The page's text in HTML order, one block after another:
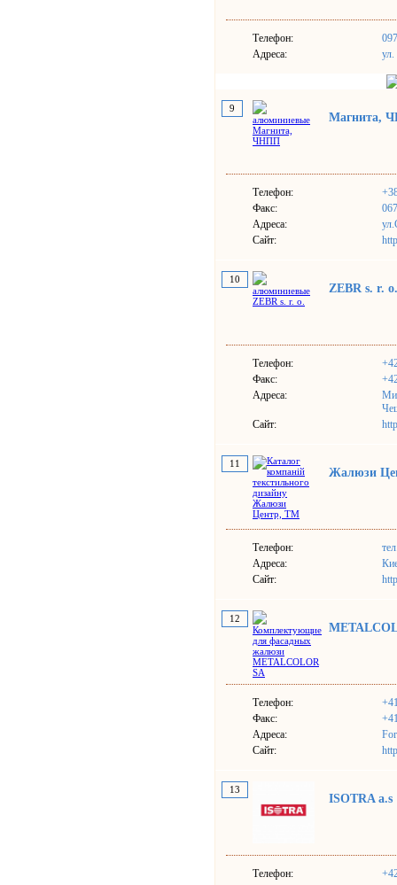
Телефон:
Адреса:
9
Магнита,
Телефон:
Факс:
Адреса:
Сайт:
10
ZEBR s. r. o.
Телефон:
Факс:
Адреса:
Сайт:
11
Жалюзи
Телефон:
Адреса:
Сайт:
12
Телефон:
Факс:
Адреса:
Сайт:
13
ISOTRA a.s
Телефон: